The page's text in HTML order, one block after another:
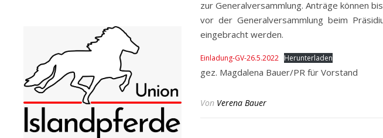
zur Generalversammlung. Anträge können
vor der Generalversammlung beim
eingebracht werden.
Einladung-GV-26.5.2022 Herunterladen
gez. Magdalena Bauer/PR für Vorstand
Von Verena Bauer